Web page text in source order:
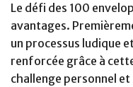
Le défi des 100
avantages.
un processus ludique
renforcée grâce à
challenge personnel et